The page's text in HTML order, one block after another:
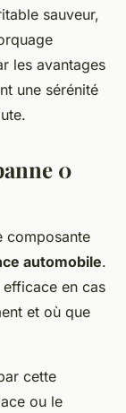
sauveur,
les avantages
une sérénité
0
composante
automobile.
en cas
et où que
cette
ou le